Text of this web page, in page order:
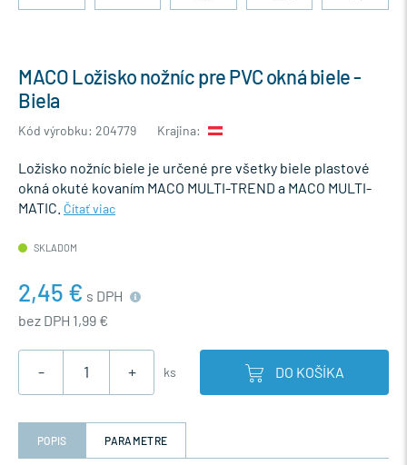
MACO Ložisko nožníc pre PVC okná biele -
Biela
Kód výrobku: 204779 Krajina:
Ložisko nožníc biele je určené pre všetky biele plastové
okná okuté kovaním MACO MULTI-TREND a MACO MULTI-
MATIC. Čítať viac
SKLADOM
2,45 € s DPH
bez DPH 1,99 €
- + ks DO KOŠÍKA
POPIS PARAMETRE